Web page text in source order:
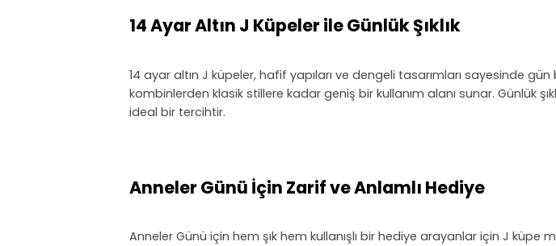
14 Ayar Altın J Küpeler ile Günlük Şıklık
14 ayar altın J küpeler, hafif yapıları ve dengeli tasarımları sayesinde
kombinlerden klasik stillere kadar geniş bir kullanım alanı sunar. Günlük
ideal bir tercihtir.
Anneler Günü İçin Zarif ve Anlamlı Hediye
Anneler Günü için hem şık hem kullanışlı bir hediye arayanlar için J